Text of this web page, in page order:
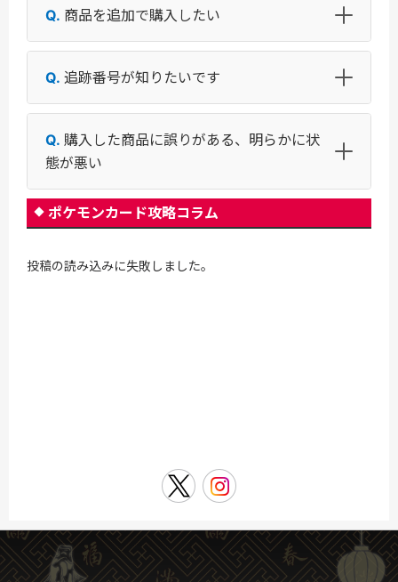
商品を追加で購入したい
追跡番号が知りたいです
購入した商品に誤りがある、明らかに状
態が悪い
ポケモンカード攻略コラム
投稿の読み込みに失敗しました。